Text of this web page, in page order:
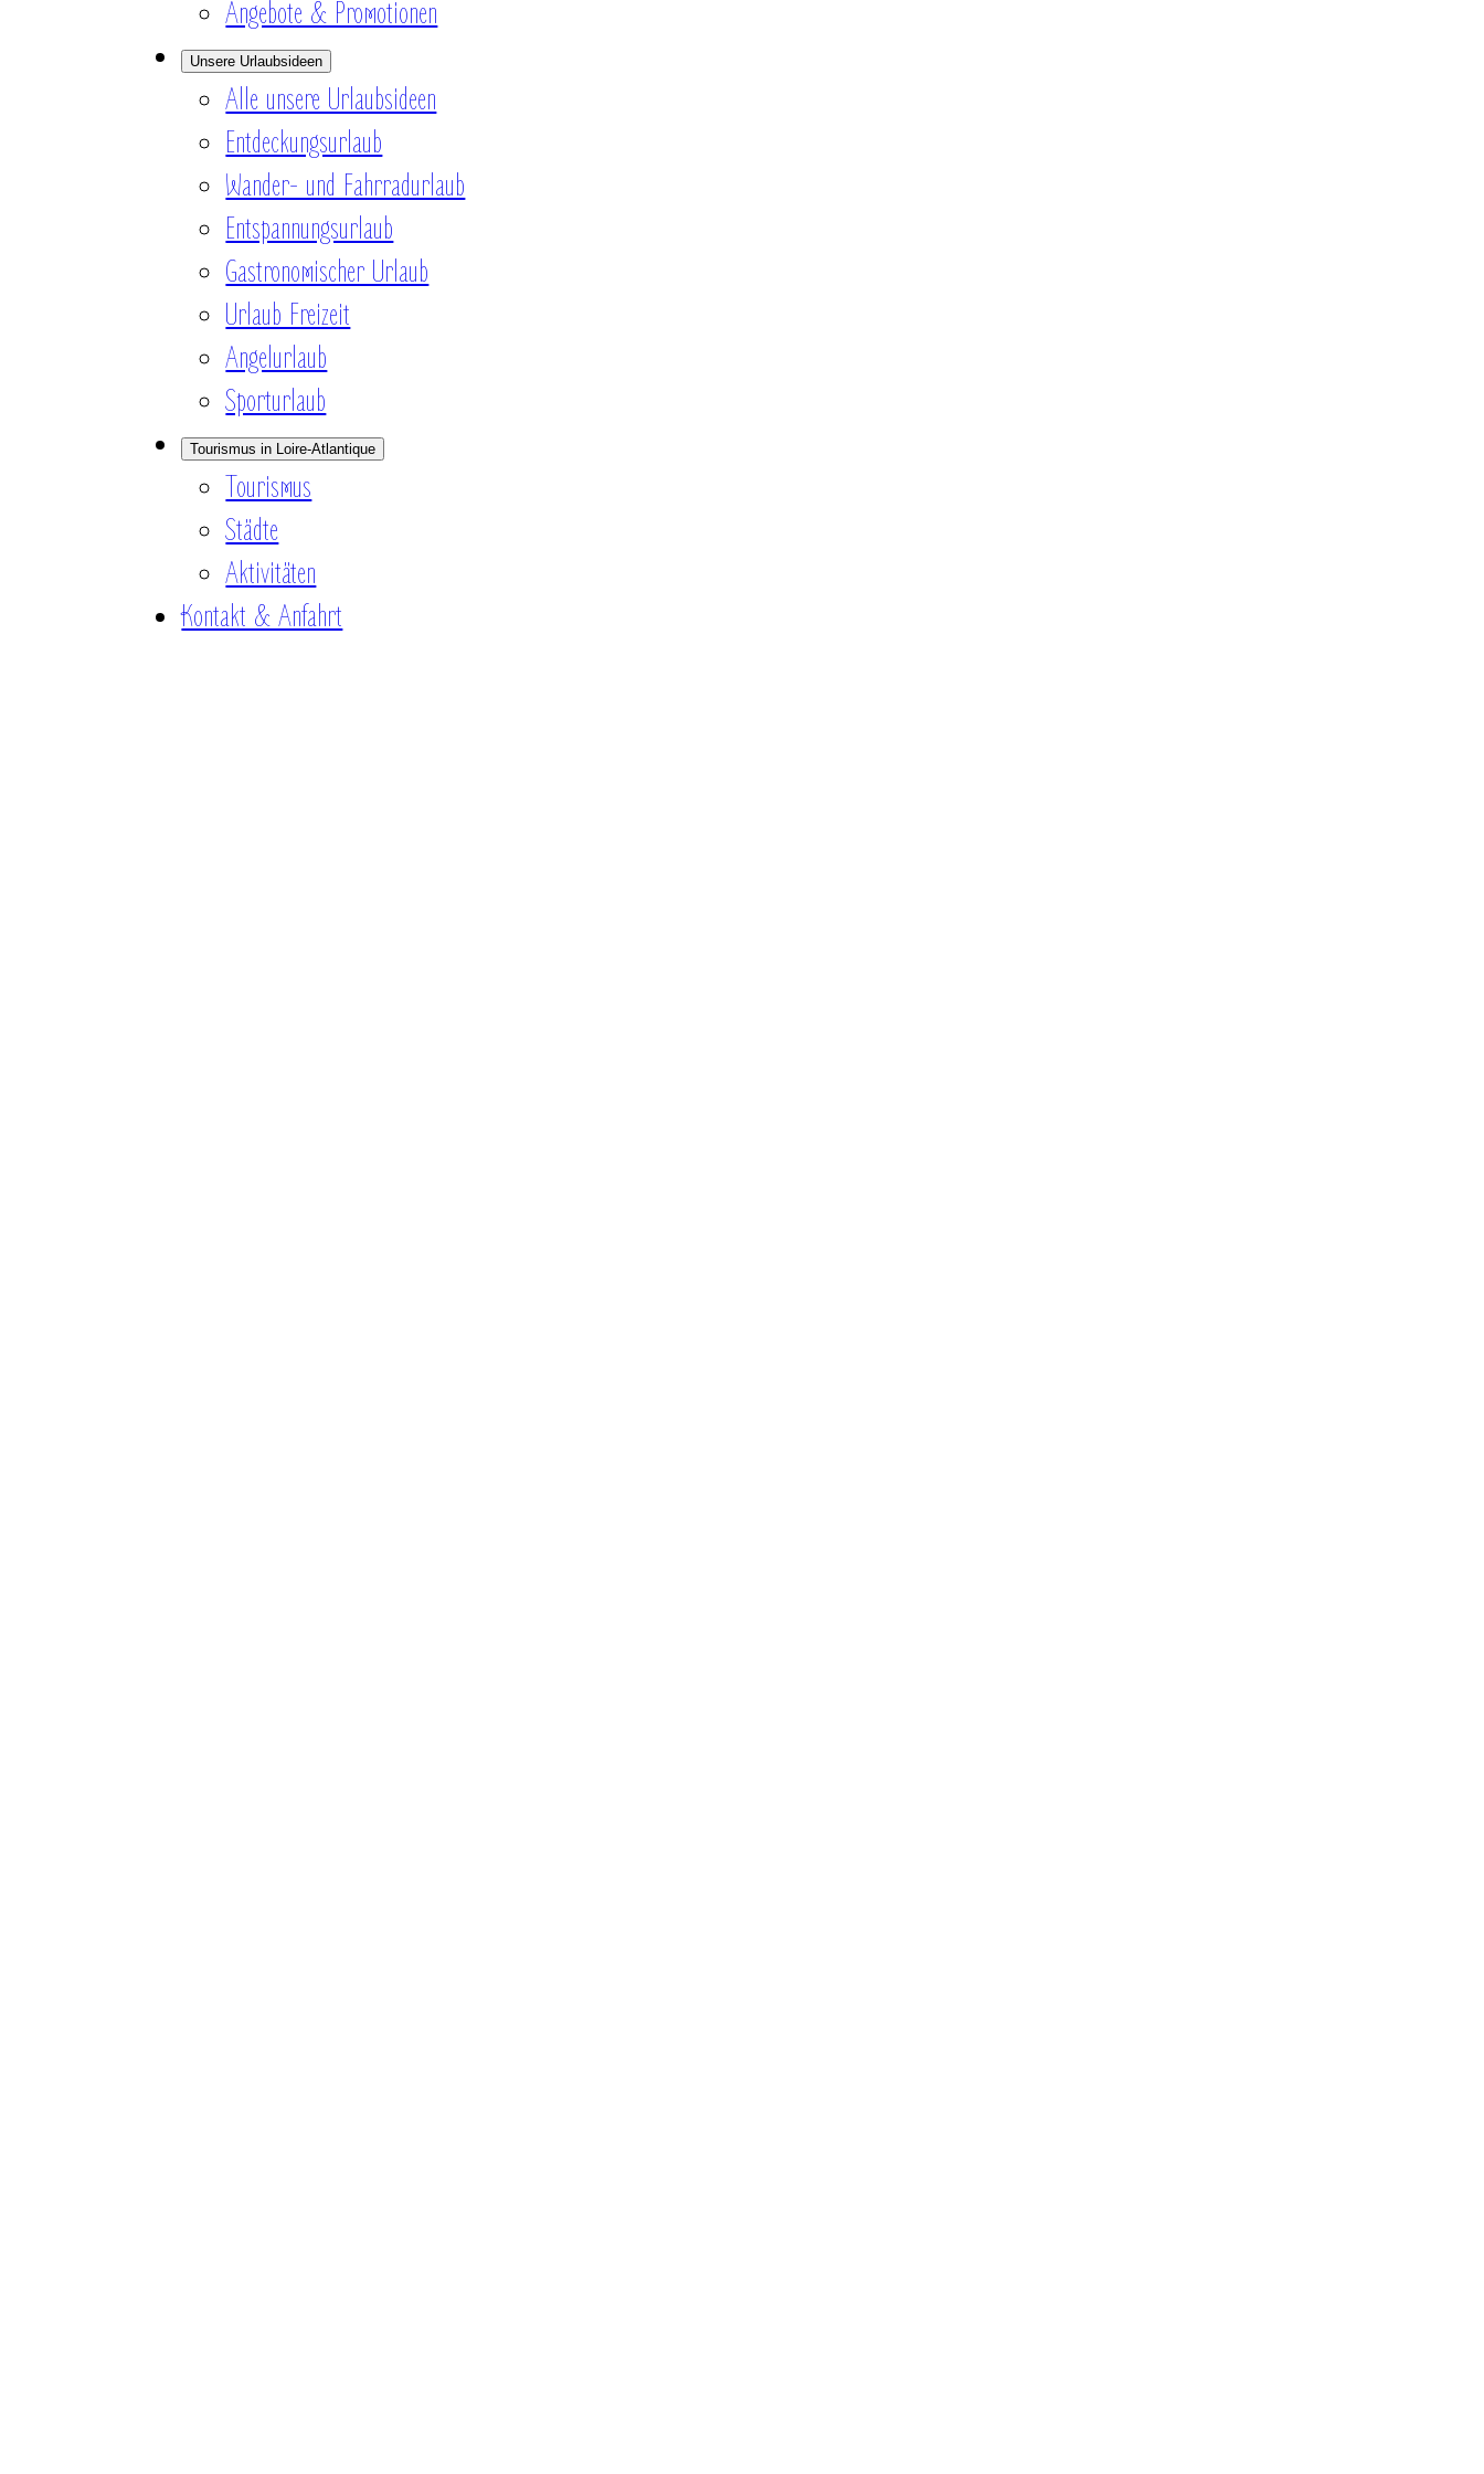
Angebote & Promotionen
Unsere Urlaubsideen
Alle unsere Urlaubsideen
Entdeckungsurlaub
Wander- und Fahrradurlaub
Entspannungsurlaub
Gastronomischer Urlaub
Urlaub Freizeit
Angelurlaub
Sporturlaub
Tourismus in Loire-Atlantique
Tourismus
Städte
Aktivitäten
Kontakt & Anfahrt